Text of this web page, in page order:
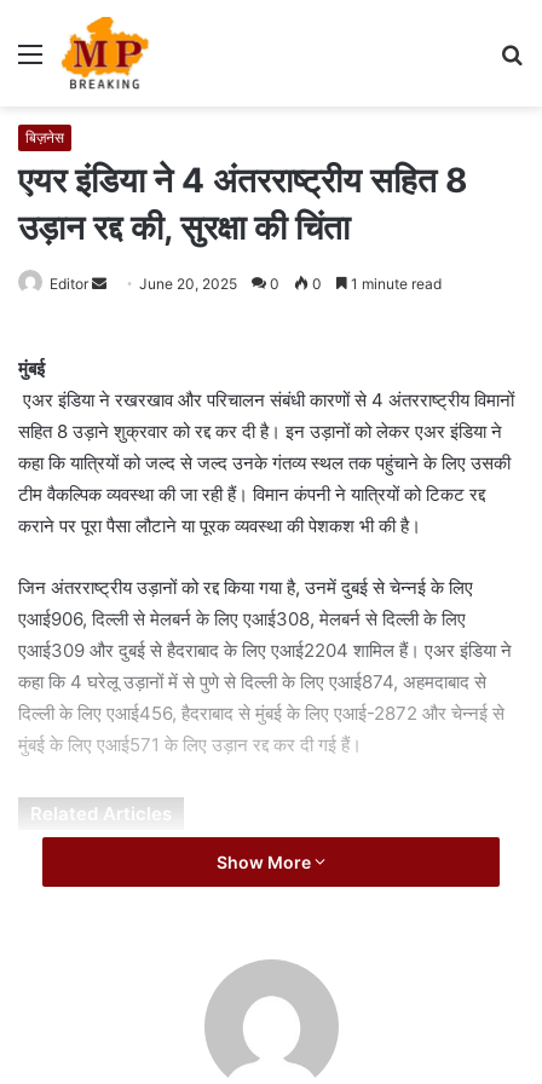
Menu
बिज़नेस
एयर इंडिया ने 4 अंतरराष्ट्रीय सहित 8
उड़ान रद्द की, सुरक्षा की चिंता
Editor
a
n
e
m
a
June 20, 2025 0 0 1 minute read
मुंबई
एअर इंडिया ने रखरखाव और परिचालन संबंधी कारणों से 4 अंतरराष्ट्रीय विमानों
सहित 8 उड़ाने शुक्रवार को रद्द कर दी है। इन उड़ानों को लेकर एअर इंडिया ने
कहा कि यात्रियों को जल्द से जल्द उनके गंतव्य स्थल तक पहुंचाने के लिए उसकी
टीम वैकल्पिक व्यवस्था की जा रही हैं। विमान कंपनी ने यात्रियों को टिकट रद्द
कराने पर पूरा पैसा लौटाने या पूरक व्यवस्था की पेशकश भी की है।
जिन अंतरराष्ट्रीय उड़ानों को रद्द किया गया है, उनमें दुबई से चेन्नई के लिए
एआई906, दिल्ली से मेलबर्न के लिए एआई308, मेलबर्न से दिल्ली के लिए
एआई309 और दुबई से हैदराबाद के लिए एआई2204 शामिल हैं। एअर इंडिया ने
कहा कि 4 घरेलू उड़ानों में से पुणे से दिल्ली के लिए एआई874, अहमदाबाद से
दिल्ली के लिए एआई456, हैदराबाद से मुंबई के लिए एआई-2872 और चेन्नई से
मुंबई के लिए एआई571 के लिए उड़ान रद्द कर दी गई हैं।
Related Articles
7वें पे कमीशन में बड़ा बदलाव, बंगाल कर्मचारियों को केंद्रीय
कर्मियों जैसा वेतन
भारत ने कम खरीदा कच्चा तेल, फिर भी 26% बढ़ गया आयात
August 9, 2026
Show More